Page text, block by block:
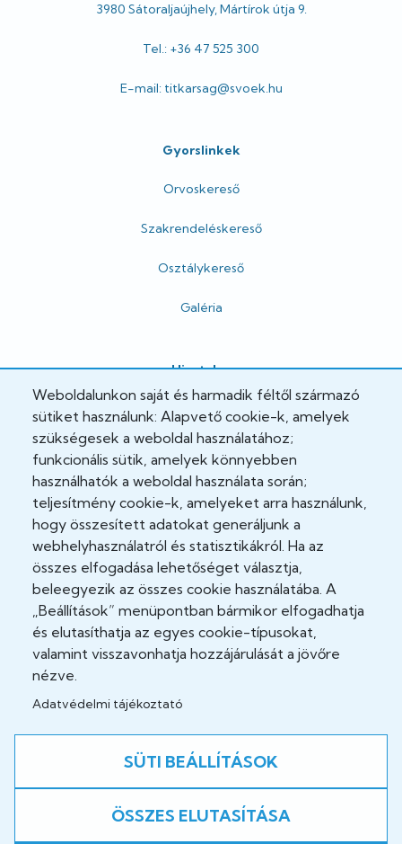
3980 Sátoraljaújhely, Mártírok útja 9.
Tel.: +36 47 525 300
E-mail: titkarsag@svoek.hu
Gyorslinkek
Orvoskereső
Szakrendeléskereső
Osztálykereső
Galéria
Hivatalos
Adatkezelési tájékoztató
Adatvédelmi tisztviselő
Akadálymentesítési nyilatkozat
Cookie Policy
Felhasználási feltételek
Impresszum
Jogi nyilatkozatok
Közösség
A weboldal fejlesztés alatt áll!
Weboldalunkon saját és harmadik féltől származó
sütiket használunk: Alapvető cookie-k, amelyek
szükségesek a weboldal használatához;
funkcionális sütik, amelyek könnyebben
használhatók a weboldal használata során;
teljesítmény cookie-k, amelyeket arra használunk,
hogy összesített adatokat generáljunk a
webhelyhasználatról és statisztikákról. Ha az
összes elfogadása lehetőséget választja,
beleegyezik az összes cookie használatába. A
„Beállítások” menüpontban bármikor elfogadhatja
és elutasíthatja az egyes cookie-típusokat,
valamint visszavonhatja hozzájárulását a jövőre
nézve.
Adatvédelmi tájékoztató
SÜTI BEÁLLÍTÁSOK
ÖSSZES ELUTASÍTÁSA